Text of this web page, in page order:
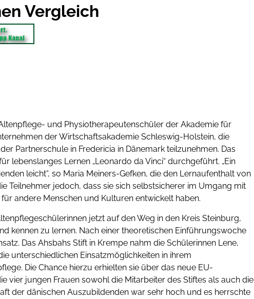
Vergleich
und Physiotherapeutenschüler der Akademie für
der Wirtschaftsakademie Schleswig-Holstein, die
Partnerschule in Fredericia in Dänemark teilzunehmen. Das
Lernen „Leonardo da Vinci“ durchgeführt. „Ein
leicht“, so Maria Meiners-Gefken, die den Lernaufenthalt von
Teilnehmer jedoch, dass sie sich selbstsicherer im Umgang mit
andere Menschen und Kulturen entwickelt haben.
jetzt auf den Weg in den Kreis Steinburg,
kennen zu lernen. Nach einer theoretischen Einführungswoche
Das Ahsbahs Stift in Krempe nahm die Schülerinnen Lene,
unterschiedlichen Einsatzmöglichkeiten in ihrem
Die Chance hierzu erhielten sie über das neue EU-
vier jungen Frauen sowohl die Mitarbeiter des Stiftes als auch die
der dänischen Auszubildenden war sehr hoch und es herrschte